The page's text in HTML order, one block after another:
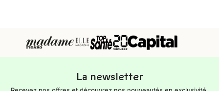
La newsletter